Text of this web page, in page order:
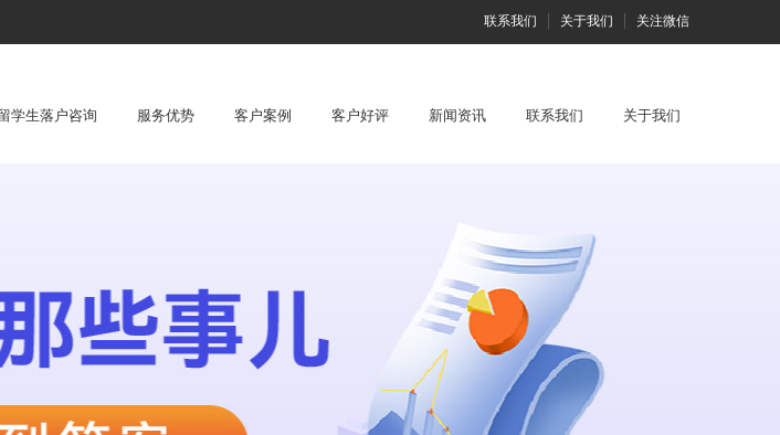
联系我们 关于我们 关注微信
学生落户咨询 服务优势 客户案例 客户好评 新闻资讯 联系我们 关于我们